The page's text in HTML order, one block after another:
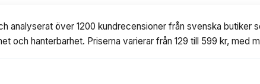
analyserat över 1200 kundrecensioner från svenska butiker
och hanterbarhet. Priserna varierar från 129 till 599 kr, med